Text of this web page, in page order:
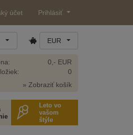
účet Prihlásiť
EUR
0,- EUR
0
» Zobraziť košík
Leto vo
vašom
štýle